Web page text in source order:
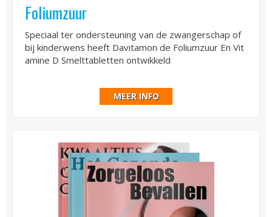
Foliumzuur
Speciaal ter ondersteuning van de zwangerschap of
bij kinderwens heeft Davitamon de Foliumzuur En Vit
amine D Smelttabletten ontwikkeld
MEER INFO